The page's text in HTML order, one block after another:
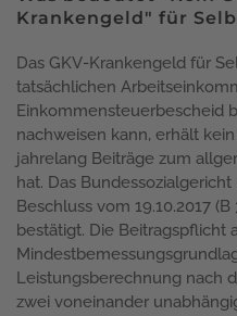
Krankengeld" für
Das GKV-Krankengeld für
tatsächlichen
Einkommensteuerbescheid
nachweisen kann, erhält
jahrelang Beiträge zum
hat. Das
Beschluss vom 19.10.2017
bestätigt. Die Beitragspflicht
Leistungsberechnung nach
zwei voneinander